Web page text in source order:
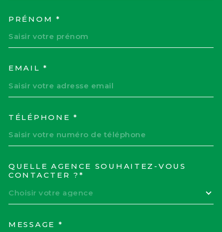
PRÉNOM *
EMAIL *
TÉLÉPHONE *
QUELLE AGENCE SOUHAITEZ-VOUS
CONTACTER ?*
Choisir votre agence
MESSAGE *